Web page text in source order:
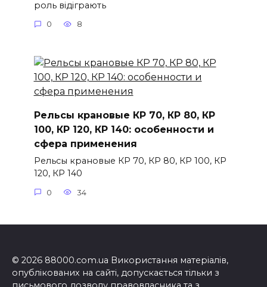
роль відіграють
0 8
Рельсы крановые КР 70, КР 80, КР
100, КР 120, КР 140: особенности и
сфера применения
Рельсы крановые КР 70, КР 80, КР 100, КР
120, КР 140
0 34
© 2026 88000.com.ua Використання матеріалів,
опублікованих на сайті, допускається тільки з